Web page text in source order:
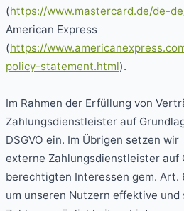
(https://www.mastercard.de/de-
American Express
(https://
policy-statement.html).
Im Rahmen der Erfüllung von
Zahlungsdienstleister auf
DSGVO ein. Im Übrigen setzen wir
externe Zahlungsdienstleister auf
berechtigten Interessen gem. Art.
um unseren Nutzern effektive und